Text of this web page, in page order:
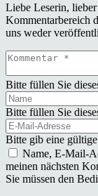
Liebe Leserin,
Kommentarbereich
uns weder
Bitte füllen Sie
Bitte füllen Sie
Bitte gib eine
Name, E-Mail-
meinen nächsten
Sie müssen den